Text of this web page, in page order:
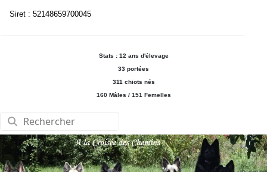
Siret : 52148659700045
Stats : 12 ans d'élevage
33 portées
311 chiots nés
160 Mâles / 151 Femelles